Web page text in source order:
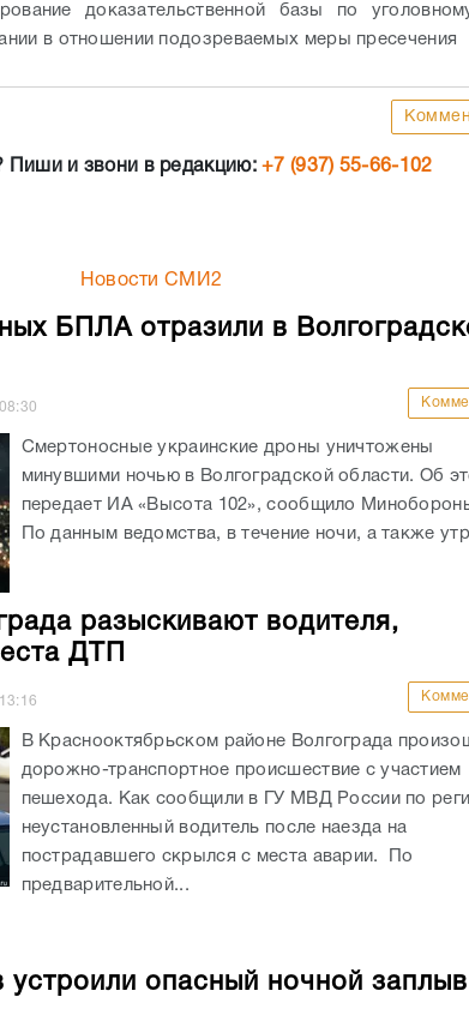
доказательственной базы по
в отношении подозреваемых меры пресечения
Пиши и звони в редакцию:+7 (937) 55-66-102
Новости СМИ2
БПЛА отразили в
08:30
Смертоносные украинские дроны уничтожены
минувшими ночью в Волгоградской области. Об
передает ИА «Высота 102», сообщило
По данным ведомства, в течение ночи, а также
разыскивают водителя,
ДТП
13:16
В Краснооктябрьском районе Волгограда
дорожно-транспортное происшествие с участием
пешехода. Как сообщили в ГУ МВД России по
неустановленный водитель после наезда на
пострадавшего скрылся с места аварии. По
предварительной...
устроили опасный ночной